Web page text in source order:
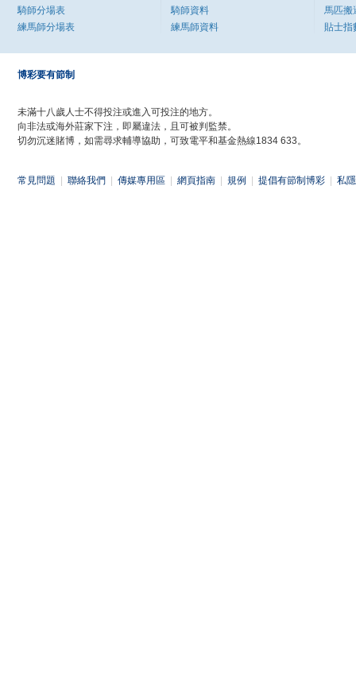
騎師分場表
練馬師分場表
騎師資料
練馬師資料
馬匹搬
貼士指
博彩要有節制
未滿十八歲人士不得投注或進入可投注的地方。
向非法或海外莊家下注，即屬違法，且可被判監禁。
切勿沉迷賭博，如需尋求輔導協助，可致電平和基金熱線1834 633。
常見問題 聯絡我們 傳媒專用區 網頁指南 規例 提倡有節制博彩 私